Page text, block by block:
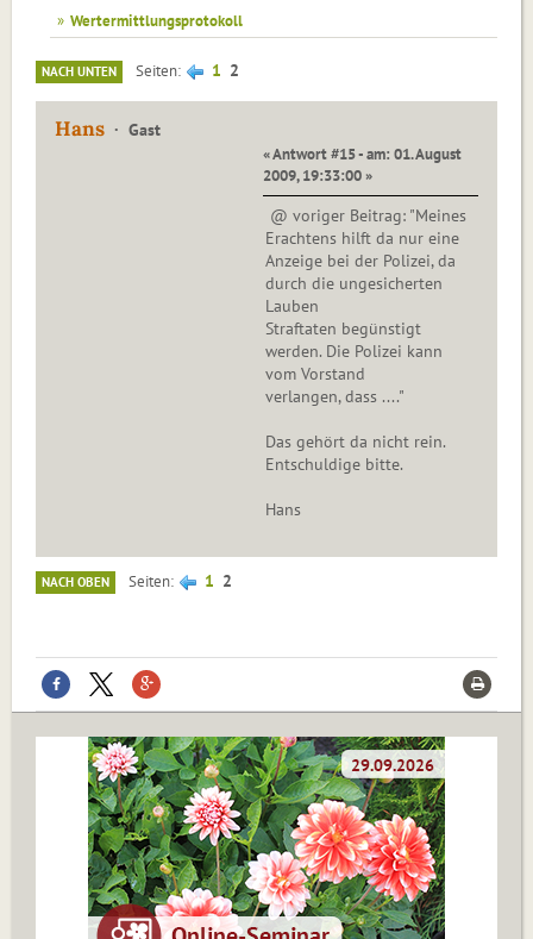
» Wertermittlungsprotokoll
NACH UNTEN Seiten 1 2
Hans Gast
« Antwort #15 - am: 01. August
2009, 19:33:00 »
@ voriger Beitrag: "Meines
Erachtens hilft da nur eine
Anzeige bei der Polizei, da
durch die ungesicherten
Lauben
Straftaten begünstigt
werden. Die Polizei kann
vom Vorstand
verlangen, dass ...."
Das gehört da nicht rein.
Entschuldige bitte.
Hans
NACH OBEN Seiten 1 2